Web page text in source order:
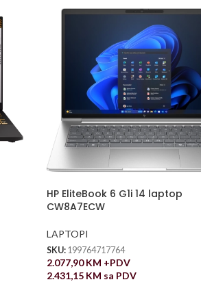
HP EliteBook 6 G1i 14 laptop
CW8A7ECW
LAPTOPI
SKU: 199764717764
2.077,90KM +PDV
2.431,15 KM sa PDV